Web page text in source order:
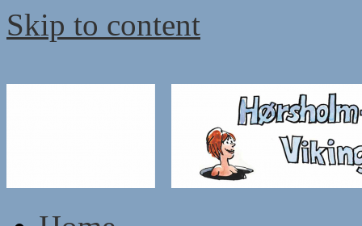
Skip to content